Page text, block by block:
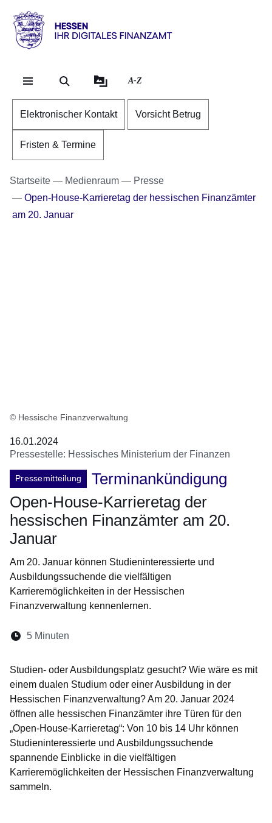
Direkt zum Kopf der
Direkt zum Inhalt
Direkt zum Fuß der
Hessen
Ihr
Finanzamt
A-Z
Elektronischer Kontakt Vorsicht Betrug
Fristen & Termine
Startseite Medienraum
Presse
Open-House-Karrieretag der hessischen Finanzämter
am 20. Januar
© Hessische Finanzverwaltung
16.01.2024
Pressestelle: Hessisches Ministerium der Finanzen
Pressemitteilung
Terminankündigung
Open-House-Karrieretag der
hessischen Finanzämter am 20.
Januar
Am 20. Januar können Studieninteressierte und
Ausbildungssuchende die vielfältigen
Karrieremöglichkeiten in der Hessischen
Finanzverwaltung kennenlernen.
Lesedauer:
5 Minuten
Studien- oder Ausbildungsplatz gesucht? Wie wäre es mit
einem dualen Studium oder einer Ausbildung in der
Hessischen Finanzverwaltung? Am 20. Januar 2024
öffnen alle hessischen Finanzämter ihre Türen für den
„Open-House-Karrieretag“: Von 10 bis 14 Uhr können
Studieninteressierte und Ausbildungssuchende
spannende Einblicke in die vielfältigen
Karrieremöglichkeiten der Hessischen Finanzverwaltung
sammeln.